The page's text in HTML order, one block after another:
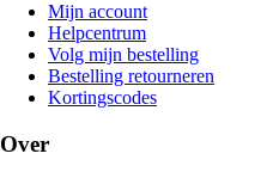
Mijn account
Helpcentrum
Volg mijn bestelling
Bestelling retourneren
Kortingscodes
Over